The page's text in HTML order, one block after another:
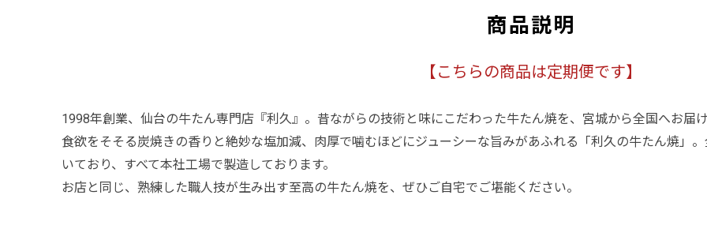
商品説明
【こちらの商品は定期便です】
1998年創業、仙台の牛たん専門店『利久』。昔ながらの技術と味にこだわった牛たん焼を、宮城から全国へお届
食欲をそそる炭焼きの香りと絶妙な塩加減、肉厚で噛むほどにジューシーな旨みがあふれる「利久の牛たん焼」
いており、すべて本社工場で製造しております。
お店と同じ、熟練した職人技が生み出す至高の牛たん焼を、ぜひご自宅でご堪能ください。